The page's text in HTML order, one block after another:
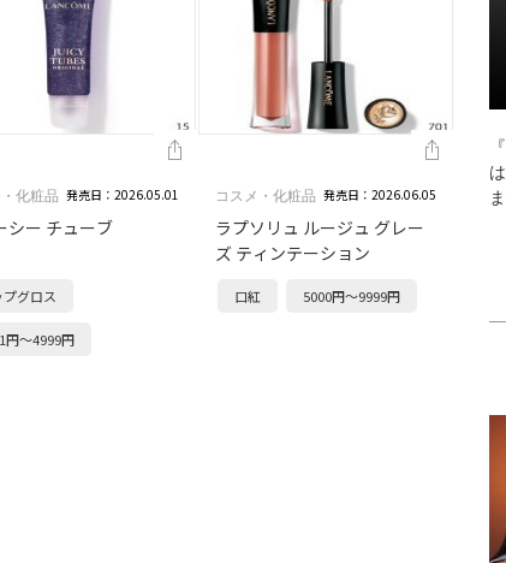
化粧品 発売日：2026.05.01
シー チューブ
プグロス
円～4999円
コスメ・化粧品 発売日：2026.06.05
ラプソリュ ルージュ グレー
ズ ティンテーション
口紅 5000円～9999円